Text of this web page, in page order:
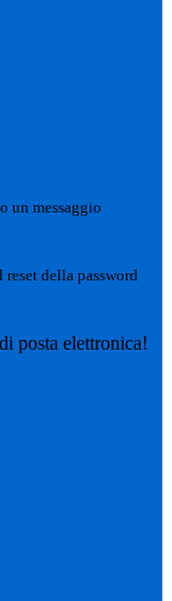
un messaggio
della password
posta elettronica!